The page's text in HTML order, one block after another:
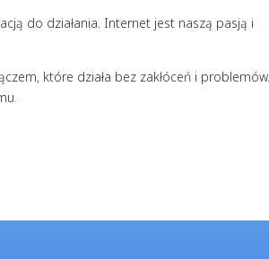
do działania. Internet jest naszą pasją i
które działa bez zakłóceń i problemów.